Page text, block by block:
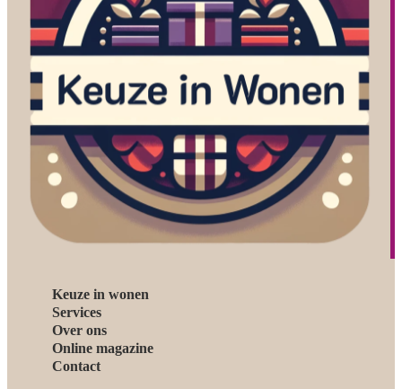
Keuze in wonen
Services
Over ons
Online magazine
Contact